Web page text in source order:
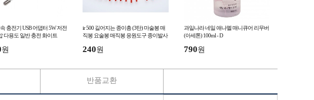
충전기 USB 어댑터 5W 저전
다용도 일반 충전 화이트
원
ir 500 길어지는 종이총 (3탄) 마술봉 매
직봉 요술봉 매직봉 응원도구 종이발사
240원
과일나라 네일 애나멜 매니큐어 리무버
(아세톤) 100ml - D
790원
반품교환